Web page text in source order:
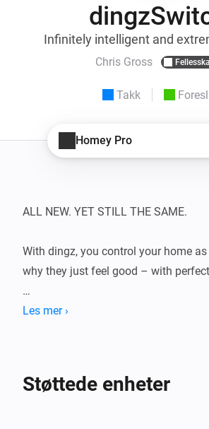
Infinitely intelligent and
Chris Gross
Takk
Homey Pro
ALL NEW. YET STILL THE SAME.
With dingz, you control your home
why they just feel good – with
INSTANTLY SMARTER
dimmable.
Les mer ›
Støttede enheter